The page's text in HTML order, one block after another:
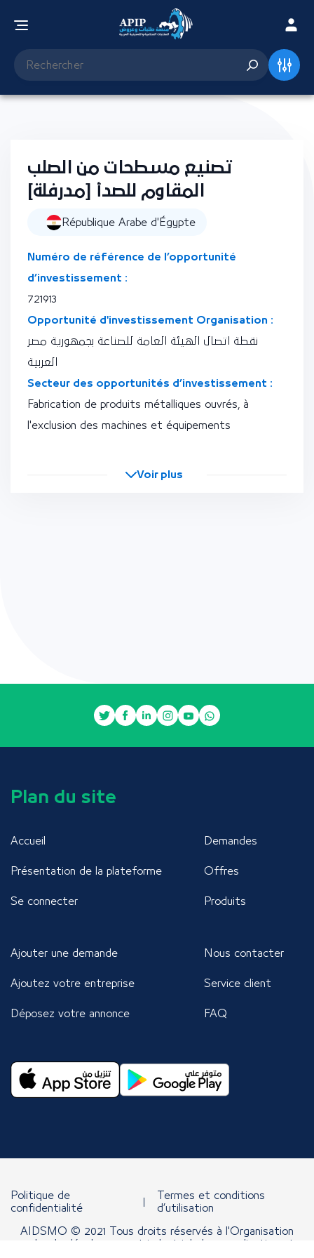
تصنيع مسطحات من الصلب
المقاوم للصدأ [مدرفلة]
République Arabe d'Égypte
Numéro de référence de l’opportunité
d’investissement :
721913
Opportunité d'investissement Organisation :
نقطة اتصال الهيئة العامة للصناعة بجمهورية مصر
العربية
Secteur des opportunités d’investissement :
Fabrication de produits métalliques ouvrés, à
l'exclusion des machines et équipements
Voir plus
Plan du site
Accueil
Présentation de la plateforme
Se connecter
Demandes
Offres
Produits
Ajouter une demande
Ajoutez votre entreprise
Déposez votre annonce
Nous contacter
Service client
FAQ
Politique de
confidentialité
Termes et conditions
d’utilisation
AIDSMO © 2021 Tous droits réservés à l'Organisation